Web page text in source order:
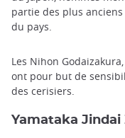
partie des plus
du pays.
Les Nihon
ont pour but de
des cerisiers.
Yamataka Jindai